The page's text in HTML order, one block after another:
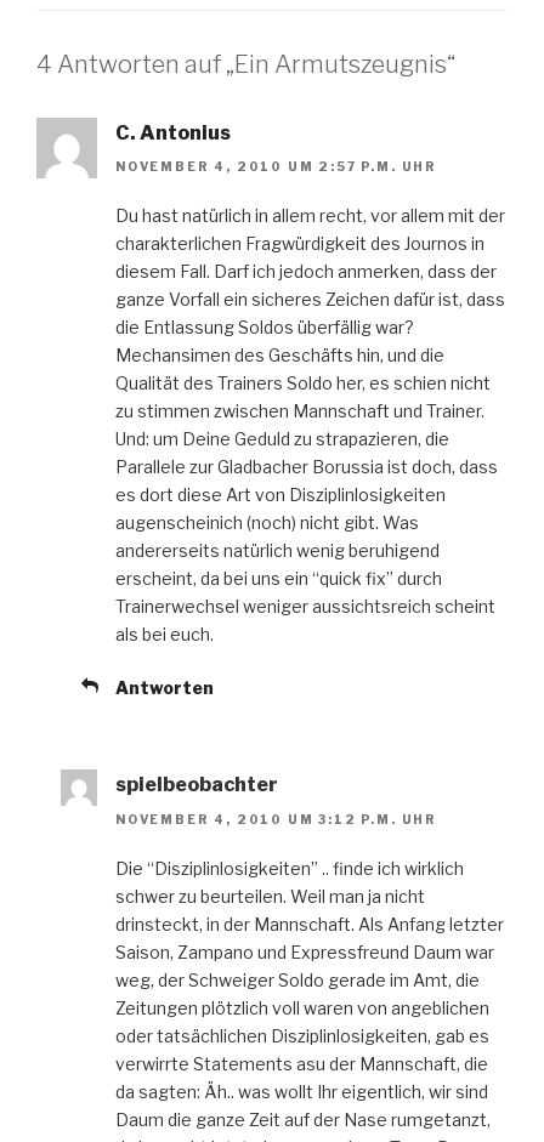
4 Antworten auf „Ein Armutszeugnis“
C. Antonius
NOVEMBER 4, 2010 UM 2:57 P.M. UHR
Du hast natürlich in allem recht, vor allem mit der
charakterlichen Fragwürdigkeit des Journos in
diesem Fall. Darf ich jedoch anmerken, dass der
ganze Vorfall ein sicheres Zeichen dafür ist, dass
die Entlassung Soldos überfällig war?
Mechansimen des Geschäfts hin, und die
Qualität des Trainers Soldo her, es schien nicht
zu stimmen zwischen Mannschaft und Trainer.
Und: um Deine Geduld zu strapazieren, die
Parallele zur Gladbacher Borussia ist doch, dass
es dort diese Art von Disziplinlosigkeiten
augenscheinich (noch) nicht gibt. Was
andererseits natürlich wenig beruhigend
erscheint, da bei uns ein “quick fix” durch
Trainerwechsel weniger aussichtsreich scheint
als bei euch.
Antworten
spielbeobachter
NOVEMBER 4, 2010 UM 3:12 P.M. UHR
Die “Disziplinlosigkeiten” .. finde ich wirklich
schwer zu beurteilen. Weil man ja nicht
drinsteckt, in der Mannschaft. Als Anfang letzter
Saison, Zampano und Expressfreund Daum war
weg, der Schweiger Soldo gerade im Amt, die
Zeitungen plötzlich voll waren von angeblichen
oder tatsächlichen Disziplinlosigkeiten, gab es
verwirrte Statements asu der Mannschaft, die
da sagten: Äh.. was wollt Ihr eigentlich, wir sind
Daum die ganze Zeit auf der Nase rumgetanzt,